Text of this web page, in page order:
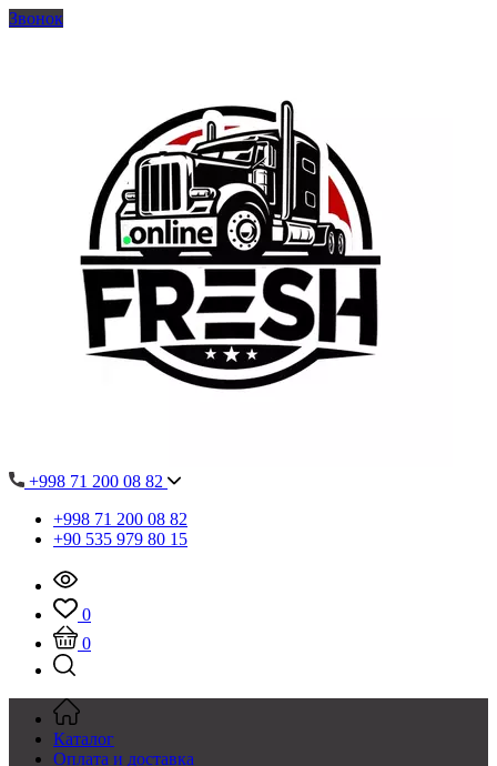
Звонок
+998 71 200 08 82
+998 71 200 08 82
+90 535 979 80 15
0
0
Каталог
Оплата и доставка